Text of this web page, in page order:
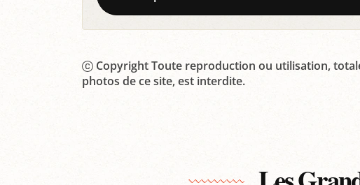
Copyright Toute reproduction ou utilisation,
photos de ce site, est interdite.